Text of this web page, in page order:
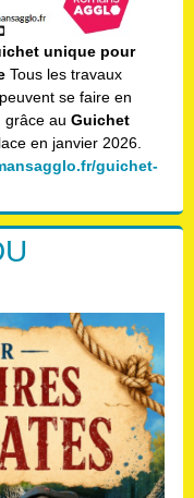
unique pour
Tous les travaux
se faire en
grâce au Guichet
en janvier 2026.
guichet-